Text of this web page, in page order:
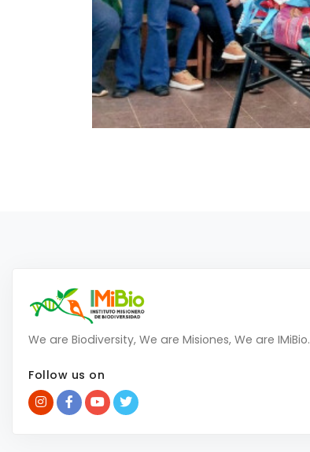
We are Biodiversity, We are Misiones, We are IMiBio.
Follow us on